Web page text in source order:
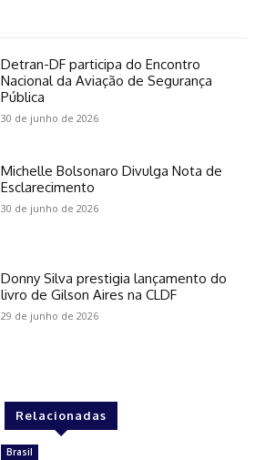
Detran-DF participa do Encontro
Nacional da Aviação de Segurança
Pública
30 de junho de 2026
Michelle Bolsonaro Divulga Nota de
Esclarecimento
30 de junho de 2026
Donny Silva prestigia lançamento do
livro de Gilson Aires na CLDF
29 de junho de 2026
Relacionadas
Brasil